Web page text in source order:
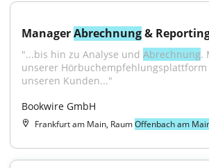
Manager Abrechnung &
"...bis hin zu Analyse und Abrechnung.
unserer
unseren Kunden..."
Bookwire GmbH
Frankfurt am Main, RaumOffenbach am